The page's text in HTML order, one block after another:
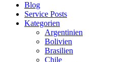
Blog
Service Posts
Kategorien
Argentinien
Bolivien
Brasilien
Chile